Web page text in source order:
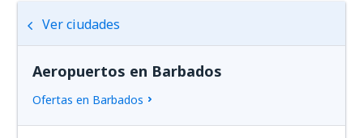
Ver ciudades
Aeropuertos en Barbados
Ofertas en Barbados